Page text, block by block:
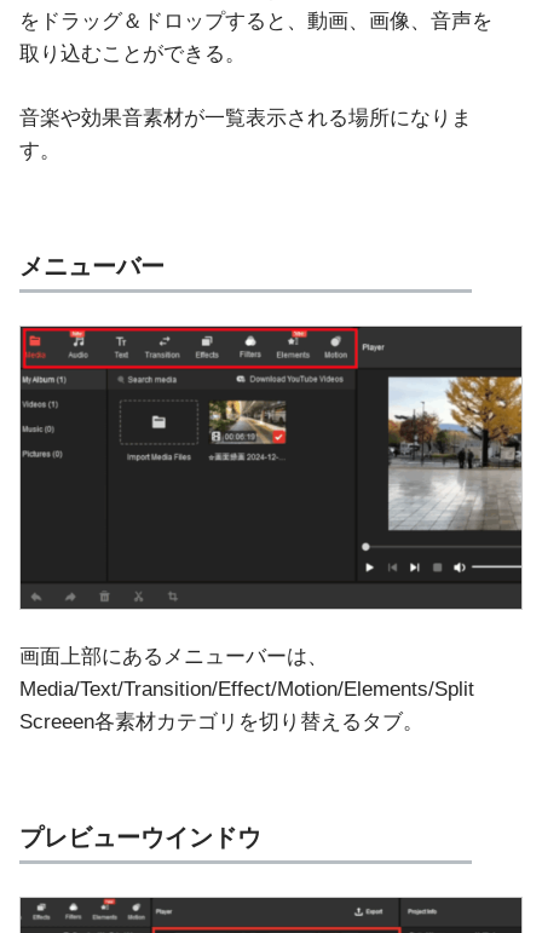
をドラッグ＆ドロップすると、動画、画像、音声を
取り込むことができる。
音楽や効果音素材が一覧表示される場所になりま
す。
メニューバー
画面上部にあるメニューバーは、
Media/Text/Transition/Effect/Motion/Elements/Split
Screeen各素材カテゴリを切り替えるタブ。
プレビューウインドウ